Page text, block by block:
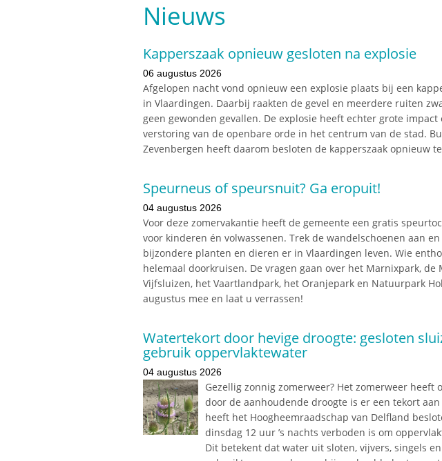
Nieuws
Kapperszaak opnieuw gesloten na explosie
06 augustus 2026
Afgelopen nacht vond opnieuw een explosie plaats bij een
in Vlaardingen. Daarbij raakten de gevel en meerdere ruiten
geen gewonden gevallen. De explosie heeft echter grote
verstoring van de openbare orde in het centrum van de stad.
Zevenbergen heeft daarom besloten de kapperszaak opnieuw
Speurneus of speursnuit? Ga eropuit!
04 augustus 2026
Voor deze zomervakantie heeft de gemeente een gratis
voor kinderen én volwassenen. Trek de wandelschoenen aan
bijzondere planten en dieren er in Vlaardingen leven. Wie
helemaal doorkruisen. De vragen gaan over het Marnixpark, de
Vijfsluizen, het Vaartlandpark, het Oranjepark en Natuurpark
augustus mee en laat u verrassen!
Watertekort door hevige droogte: gesloten
gebruik oppervlaktewater
04 augustus 2026
Gezellig zonnig zomerweer? Het zomerweer heeft
door de aanhoudende droogte is er een tekort
heeft het Hoogheemraadschap van Delfland
dinsdag 12 uur ’s nachts verboden is om
Dit betekent dat water uit sloten, vijvers, singels